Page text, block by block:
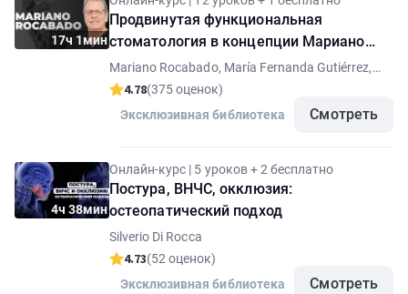
17ч 1мин
Продвинутая функциональная
стоматология в концепции Мариано
Рокабадо
Mariano Rocabado, María Fernanda Gutiérrez,
Roberto Gutierrez
4.78(375 оценок)
Эксклюзивная библиотека
Смотреть
4ч 38мин
Онлайн-курс | 5 уроков + 2 бесплатно
Постура, ВНЧС, окклюзия:
остеопатический подход
Silverio Di Rocca
4.73(52 оценок)
Эксклюзивная библиотека
Смотреть